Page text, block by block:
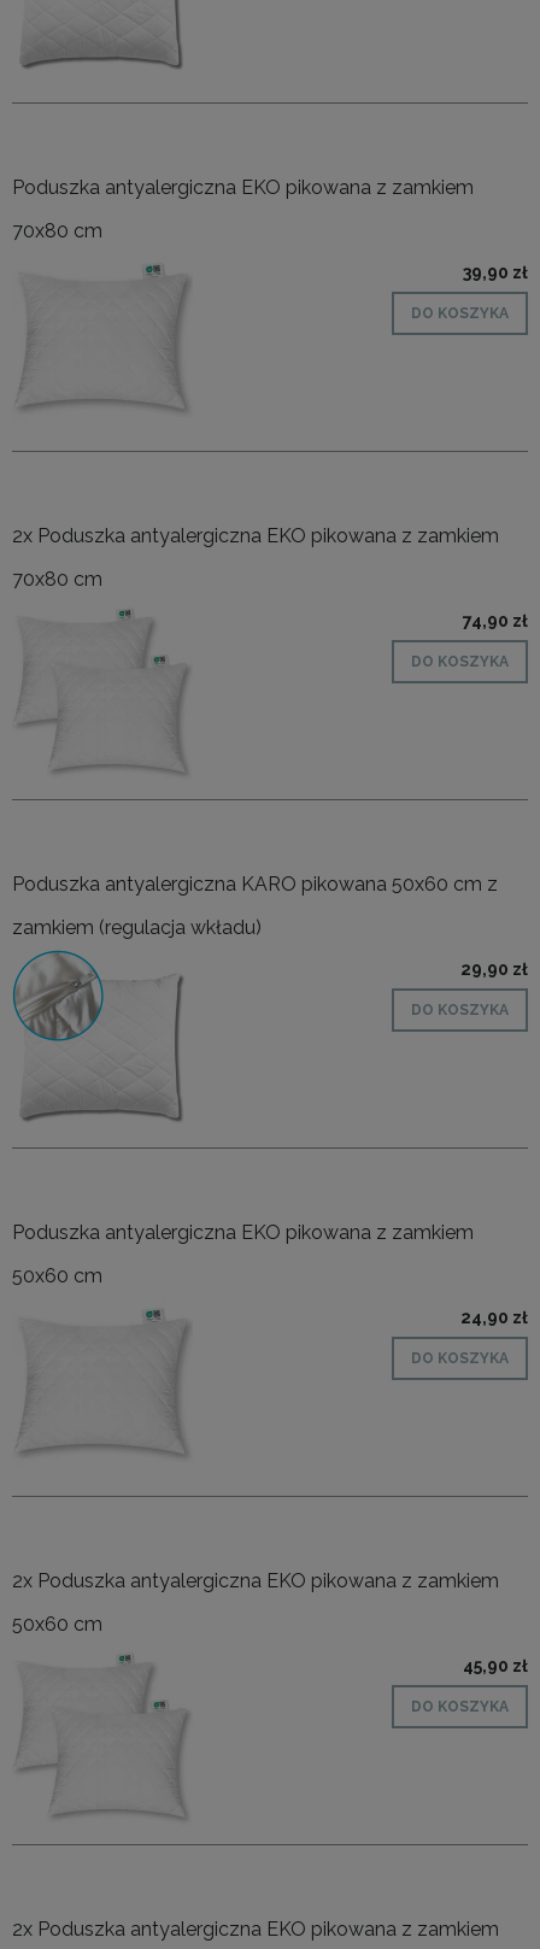
Poduszka antyalergiczna EKO pikowana z zamkiem
70x80 cm
39,90 zł
DO KOSZYKA
2x Poduszka antyalergiczna EKO pikowana z zamkiem
70x80 cm
74,90 zł
DO KOSZYKA
Poduszka antyalergiczna KARO pikowana 50x60 cm z
zamkiem (regulacja wkładu)
29,90 zł
DO KOSZYKA
Poduszka antyalergiczna EKO pikowana z zamkiem
50x60 cm
24,90 zł
DO KOSZYKA
2x Poduszka antyalergiczna EKO pikowana z zamkiem
50x60 cm
45,90 zł
DO KOSZYKA
2x Poduszka antyalergiczna EKO pikowana z zamkiem